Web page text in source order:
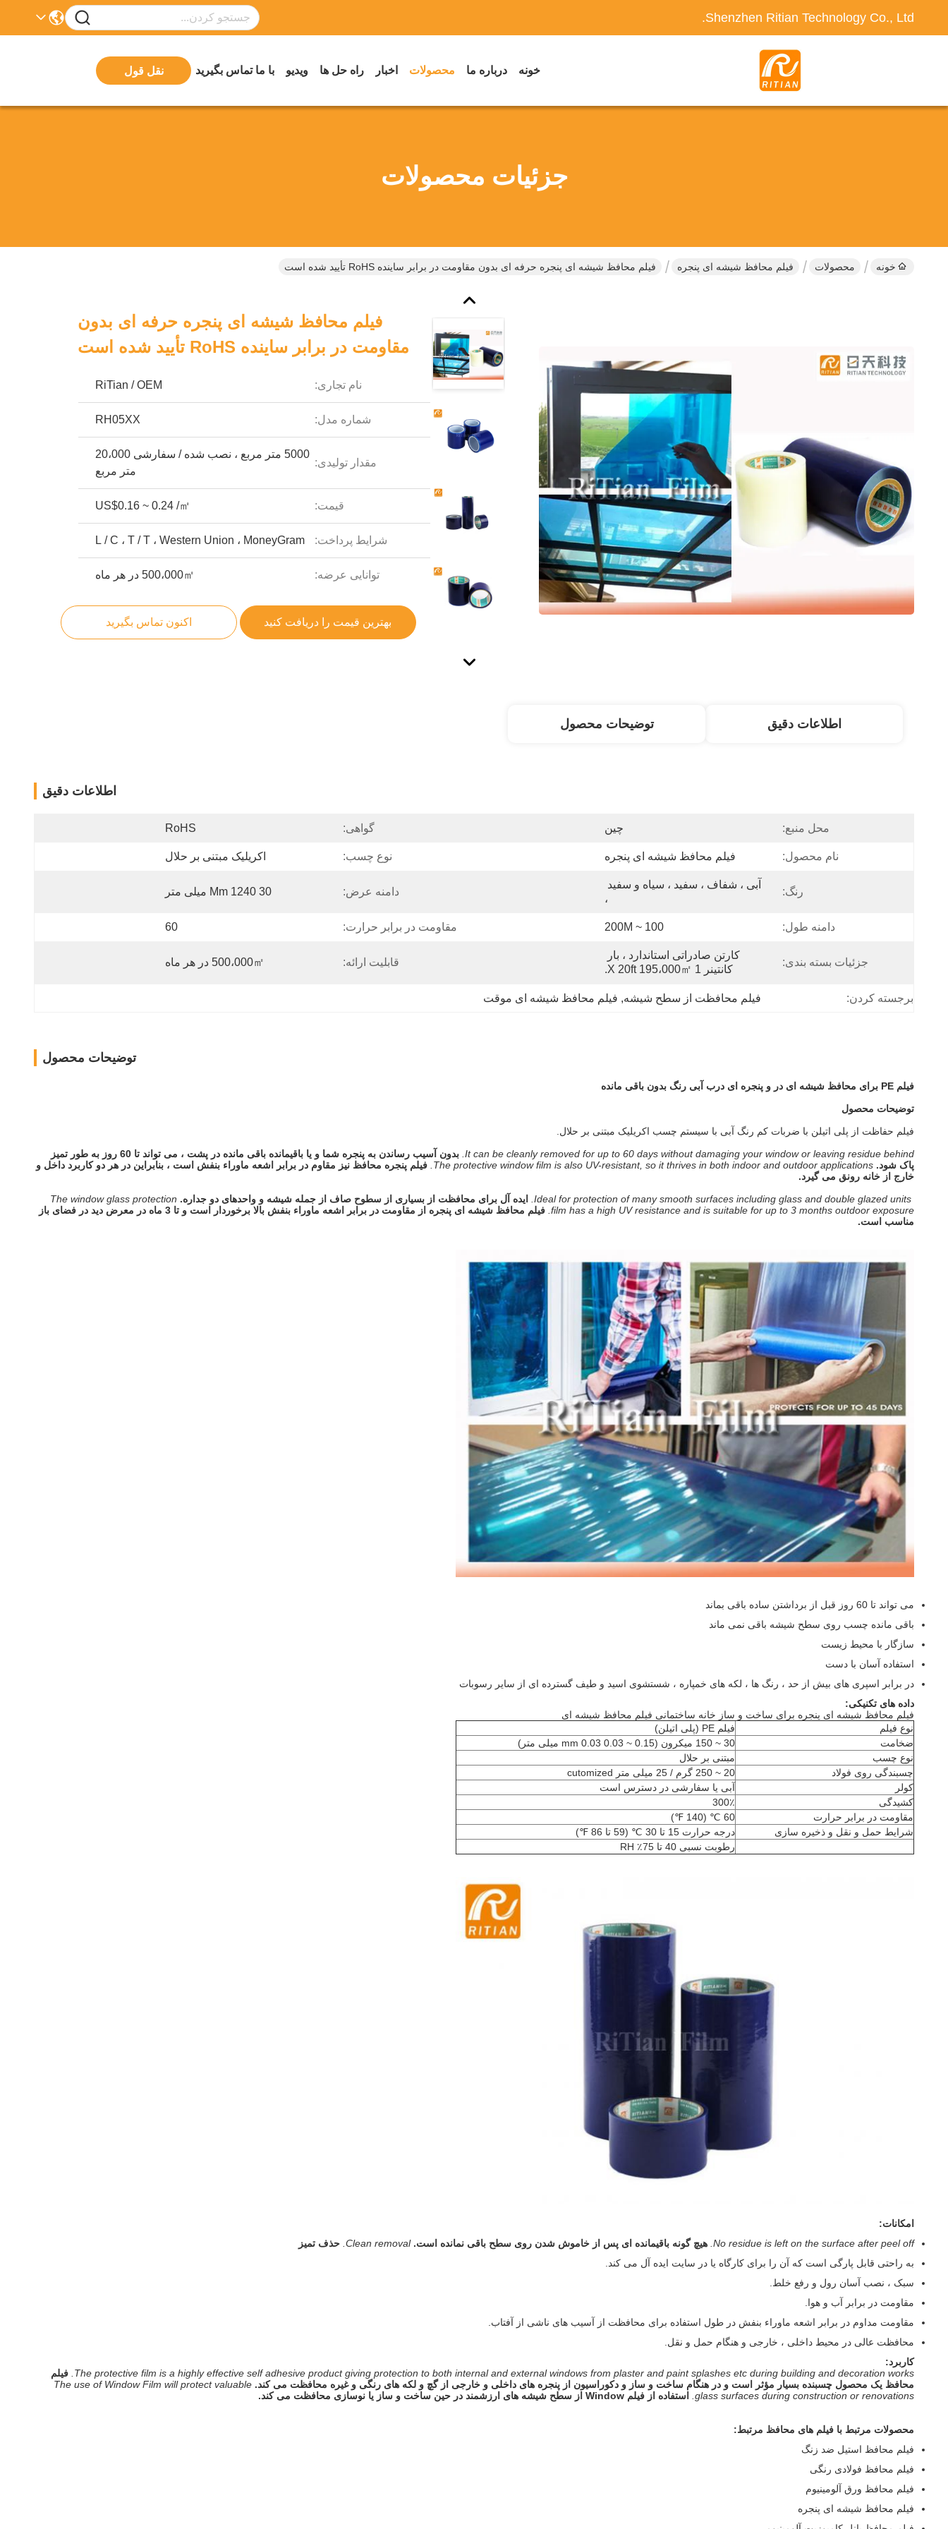
Shenzhen Ritian Technology Co., Ltd.
خونه درباره ما محصولات اخبار راه حل ها ویدیو با ما تماس بگیرید نقل قول
جزئیات محصولات
خونه محصولات فیلم محافظ شیشه ای پنجره فیلم محافظ شیشه ای پنجره حرفه ای بدون مقاومت در برابر ساینده RoHS تأیید شده است
فیلم محافظ شیشه ای پنجره حرفه ای بدون
مقاومت در برابر ساینده RoHS تأیید شده است
نام تجاری: RiTian / OEM
شماره مدل: RH05XX
مقدار تولیدی:
5000 متر مربع ، نصب شده / سفارشی 20،000
متر مربع
قیمت: US$0.16 ~ 0.24 /㎡
شرایط پرداخت: L / C ، T / T ، Western Union ، MoneyGram
توانایی عرضه: 500،000㎡ در هر ماه
بهترین قیمت را دریافت کنید اکنون تماس بگیرید
اطلاعات دقیق توضیحات محصول
اطلاعات دقیق
محل منبع: چین گواهی: RoHS
نام محصول: فیلم محافظ شیشه ای پنجره نوع چسب: اکریلیک مبتنی بر حلال
رنگ:
،
دامنه عرض: 30 Mm 1240 میلی متر
دامنه طول: 100 ~ 200M مقاومت در برابر حرارت: 60
جزئیات بسته بندی:
کانتینر 1 X 20ft 195،000㎡.
قابلیت ارائه: 500،000㎡ در هر ماه
برجسته کردن: فیلم محافظت از سطح شیشه, فیلم محافظ شیشه ای موقت
توضیحات محصول
فیلم PE برای محافظ شیشه ای در و پنجره ای درب آبی رنگ بدون باقی مانده
توضیحات محصول
فیلم حفاظت از پلی اتیلن با ضربات کم رنگ آبی با سیستم چسب اکریلیک مبتنی بر حلال.
It can be cleanly removed for up to 60 days without damaging your window or leaving residue behind.
بدون آسیب رساندن به پنجره شما و یا باقیمانده باقی مانده در پشت ، می تواند تا 60 روز به طور تمیز
پاک شود. The protective window film is also UV-resistant, so it thrives in both indoor and outdoor applications. فیلم پنجره محافظ نیز مقاوم در برابر اشعه ماوراء بنفش است ، بنابراین در هر دو کاربرد داخل و
خارج از خانه رونق می گیرد.
Ideal for protection of many smooth surfaces including glass and double glazed units.
ایده آل برای محافظت از بسیاری از سطوح صاف از جمله شیشه و واحدهای دو جداره. The window glass protection
film has a high UV resistance and is suitable for up to 3 months outdoor exposure.
فیلم محافظ شیشه ای پنجره از مقاومت در برابر اشعه ماوراء بنفش بالا برخوردار است و تا 3 ماه در معرض دید در فضای باز
مناسب است.
می تواند تا 60 روز قبل از برداشتن ساده باقی بماند
باقی مانده چسب روی سطح شیشه باقی نمی ماند
سازگار با محیط زیست
استفاده آسان با دست
در برابر اسپری های بیش از حد ، رنگ ها ، لکه های خمپاره ، شستشوی اسید و طیف گسترده ای از سایر رسوبات
داده های تکنیکی:
فیلم محافظ شیشه ای پنجره برای ساخت و ساز خانه ساختمانی فیلم محافظ شیشه ای
نوع فیلم
فیلم PE (پلی اتیلن)
ضخامت
30 ~ 150 میکرون (0.15 ~ 0.03 mm 0.03 میلی متر)
نوع چسب
مبتنی بر حلال
چسبندگی روی فولاد
20 ~ 250 گرم / 25 میلی متر cutomized
کولر
آبی یا سفارشی در دسترس است
کشیدگی
300٪
مقاومت در برابر حرارت
60 ℃ (140 ℉)
شرایط حمل و نقل و ذخیره سازی
درجه حرارت 15 تا 30 ℃ (59 تا 86 ℉)
رطوبت نسبی 40 تا 75٪ RH
امکانات:
No residue is left on the surface after peel off. هیچ گونه باقیمانده ای پس از خاموش شدن روی سطح باقی نمانده است. Clean removal. حذف تمیز
به راحتی قابل پارگی است که آن را برای کارگاه یا در سایت ایده آل می کند.
سبک ، نصب آسان رول و رفع خلط.
مقاومت در برابر آب و هوا.
مقاومت مداوم در برابر اشعه ماوراء بنفش در طول استفاده برای محافظت از آسیب های ناشی از آفتاب.
محافظت عالی در محیط داخلی ، خارجی و هنگام حمل و نقل.
کاربرد:
The protective film is a highly effective self adhesive product giving protection to both internal and external windows from plaster and paint splashes etc during building and decoration works. فیلم
محافظ یک محصول چسبنده بسیار مؤثر است و در هنگام ساخت و ساز و دکوراسیون از پنجره های داخلی و خارجی از گچ و لکه های رنگی و غیره محافظت می کند. The use of Window Film will protect valuable
glass surfaces during construction or renovations.
استفاده از فیلم Window از سطح شیشه های ارزشمند در حین ساخت و ساز یا نوسازی محافظت می کند.
محصولات مرتبط با فیلم های محافظ مرتبط:
فیلم محافظ استیل ضد زنگ
فیلم محافظ فولادی رنگی
فیلم محافظ ورق آلومینیوم
فیلم محافظ شیشه ای پنجره